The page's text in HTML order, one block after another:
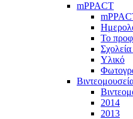
mPPACT
Το
Υλικό
2014
2013